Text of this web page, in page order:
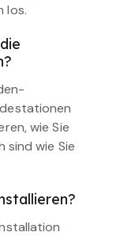
los.
wie Sie
sind wie Sie